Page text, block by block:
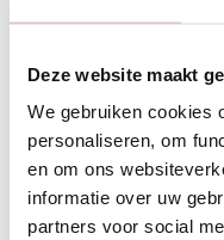
Deze website maakt
We gebruiken cookies
personaliseren, om
en om ons
informatie over uw
partners voor social
Ontspannen